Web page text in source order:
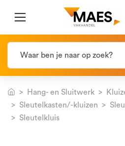
Hang- en Sluitwerk
Sleutelkasten/-kluizen
Sleutelkluis